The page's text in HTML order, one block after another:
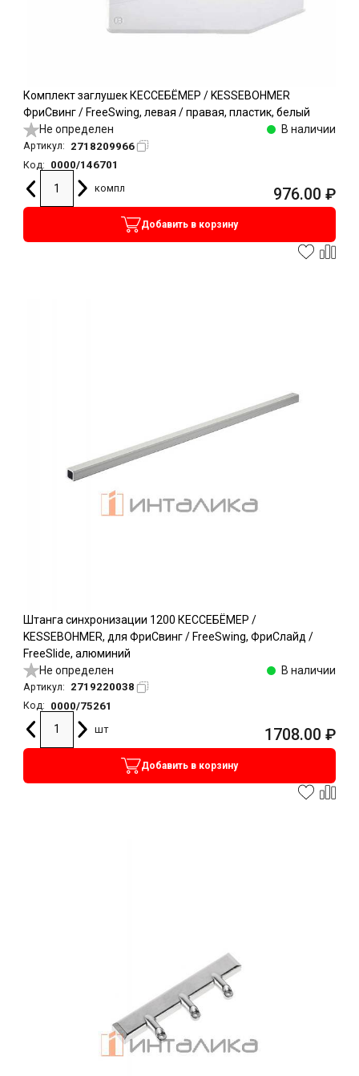
Комплект заглушек КЕССЕБЁМЕР / KESSEBOHMER
ФриСвинг / FreeSwing, левая / правая, пластик, белый
Не определен
В наличии
Артикул: 2718209966
Код:
0000/146701
компл
976.00 ₽
Добавить в корзину
Штанга синхронизации 1200 КЕССЕБЁМЕР /
KESSEBOHMER, для ФриСвинг / FreeSwing, ФриСлайд /
FreeSlide, алюминий
Не определен
В наличии
Артикул: 2719220038
Код:
0000/75261
шт
1708.00 ₽
Добавить в корзину